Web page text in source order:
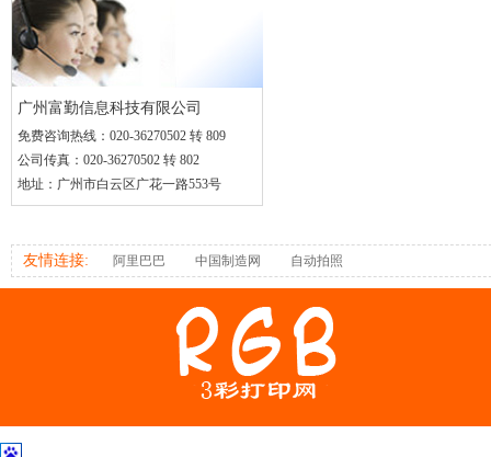
广州富勤信息科技有限公司
免费咨询热线： 020-36270502 转 809
公司传真： 020-36270502 转 802
地址： 广州市白云区广花一路553号
友情连接: 阿里巴巴 中国制造网 自动拍照